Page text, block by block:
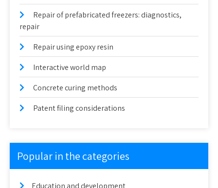
Repair of prefabricated freezers: diagnostics,
repair
Repair using epoxy resin
Interactive world map
Concrete curing methods
Patent filing considerations
Popular in the categories
Education and development